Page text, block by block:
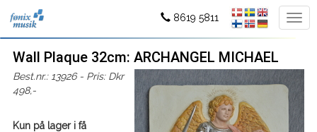
8619 5811
Wall Plaque 32cm: ARCHANGEL MICHAEL
Best.nr.: 13926 - Pris: Dkr
498,-
Kun på lager i få